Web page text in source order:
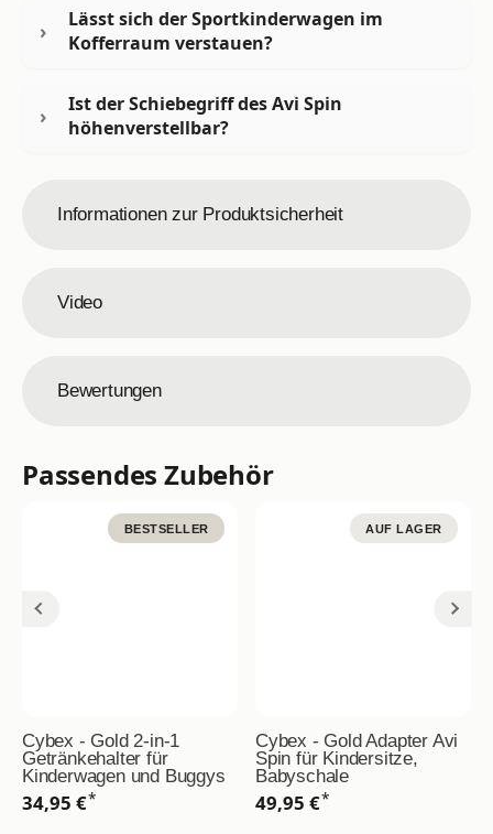
Lässt sich der Sportkinderwagen im
Kofferraum verstauen?
Ist der Schiebegriff des Avi Spin
höhenverstellbar?
Informationen zur Produktsicherheit
Video
Bewertungen
Passendes Zubehör
BESTSELLER
Cybex - Gold 2-in-1
Getränkehalter für
Kinderwagen und Buggys
34,95 €*
AUF LAGER
Cybex - Gold Adapter Avi
Spin für Kindersitze,
Babyschale
49,95 €*